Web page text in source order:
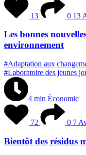
13 0 13
Les bonnes
environnement
#Adaptation aux
#Laboratoire des jeunes
4 min Économie
72 0 7
Bientôt des résidus